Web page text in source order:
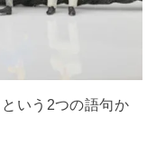
いう2つの語句か